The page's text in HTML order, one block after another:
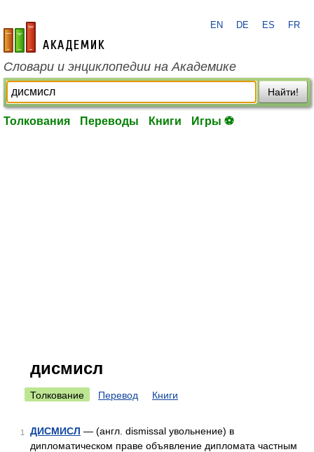
academic.ru
EN DE ES FR
Словари и энциклопедии на Академике
Найти!
Толкования Переводы Книги Игры ⚽
дисмисл
Толкование Перевод Книги
1 ДИСМИСЛ — (англ. dismissal увольнение) в
дипломатическом праве объявление дипломата частным